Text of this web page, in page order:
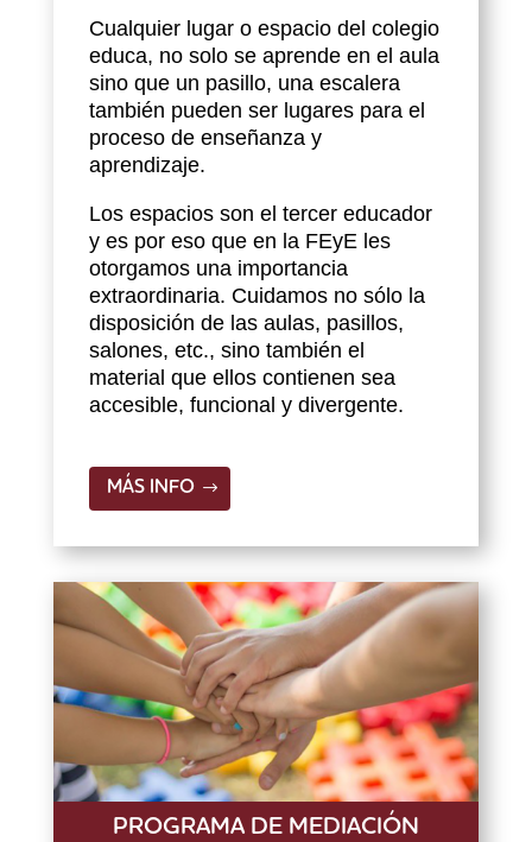
Cualquier lugar o espacio del colegio
educa, no solo se aprende en el aula
sino que un pasillo, una escalera
también pueden ser lugares para el
proceso de enseñanza y
aprendizaje.
Los espacios son el tercer educador
y es por eso que en la FEyE les
otorgamos una importancia
extraordinaria. Cuidamos no sólo la
disposición de las aulas, pasillos,
salones, etc., sino también el
material que ellos contienen sea
accesible, funcional y divergente.
MÁS INFO
PROGRAMA DE MEDIACIÓN